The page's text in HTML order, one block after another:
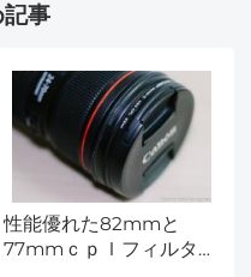
事
性能優れた82mmと
77mmｃｐｌフィルタ